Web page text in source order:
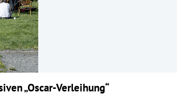
„Oscar-Verleihung“